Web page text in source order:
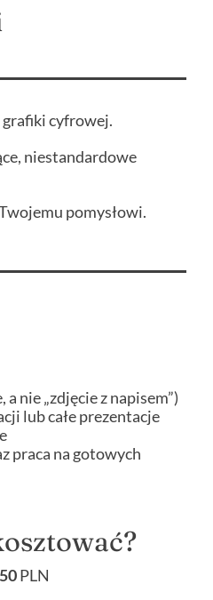
grafiki cyfrowej.
niestandardowe
pomysłowi.
nie „zdjęcie z napisem”)
lub całe prezentacje
praca na gotowych
PLN